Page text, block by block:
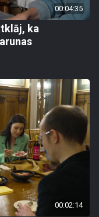
00:04:35
ka
00:02:14